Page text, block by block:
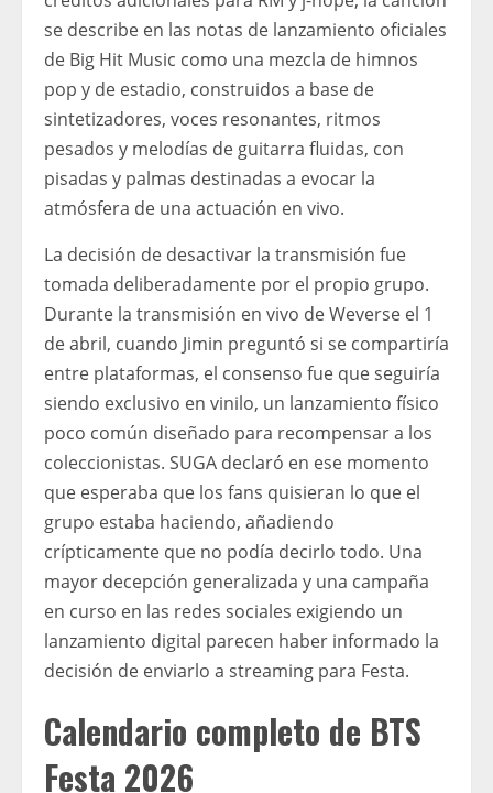
se describe en las notas de lanzamiento oficiales
de Big Hit Music como una mezcla de himnos
pop y de estadio, construidos a base de
sintetizadores, voces resonantes, ritmos
pesados ​​y melodías de guitarra fluidas, con
pisadas y palmas destinadas a evocar la
atmósfera de una actuación en vivo.
La decisión de desactivar la transmisión fue
tomada deliberadamente por el propio grupo.
Durante la transmisión en vivo de Weverse el 1
de abril, cuando Jimin preguntó si se compartiría
entre plataformas, el consenso fue que seguiría
siendo exclusivo en vinilo, un lanzamiento físico
poco común diseñado para recompensar a los
coleccionistas. SUGA declaró en ese momento
que esperaba que los fans quisieran lo que el
grupo estaba haciendo, añadiendo
crípticamente que no podía decirlo todo. Una
mayor decepción generalizada y una campaña
en curso en las redes sociales exigiendo un
lanzamiento digital parecen haber informado la
decisión de enviarlo a streaming para Festa.
Calendario completo de BTS
Festa 2026